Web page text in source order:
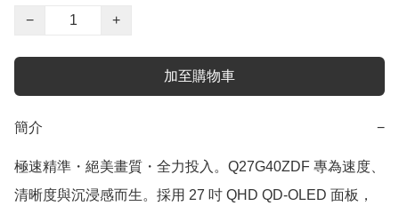
−
+
加至購物車
簡介 −
極速精準・絕美畫質・全力投入。Q27G40ZDF 專為速度、
清晰度與沉浸感而生。採用 27 吋 QHD QD-OLED 面板，